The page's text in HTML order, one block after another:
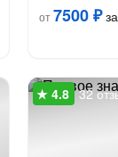
от7500 ₽
32